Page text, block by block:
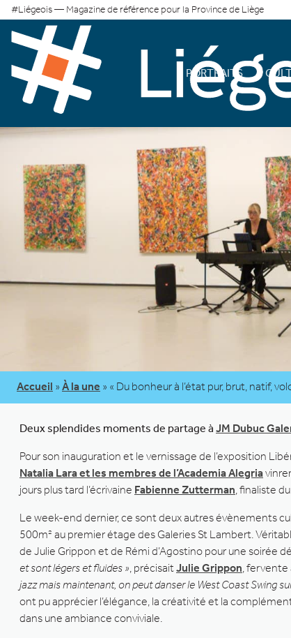
#Liégeois — Magazine de référence pour la Province de Liège
PORTRAITS
Accueil » À la une » « Du bonheur à l’état pur, brut, natif,
Deux splendides moments de partage à JM Dubuc
Pour son inauguration et le vernissage de l’exposition
Natalia Lara et les membres de l’Academia Alegria
jours plus tard l’écrivaine Fabienne Zutterman, finaliste du
Le week-end dernier, ce sont deux autres évènements
500m² au premier étage des Galeries St Lambert.
de Julie Grippon et de Rémi d’Agostino pour une soirée
et sont légers et fluides », précisaitJulie Grippon, fervente
jazz mais maintenant, on peut danser le West Coast Swing
ont pu apprécier l’élégance, la créativité et la
dans une ambiance conviviale.